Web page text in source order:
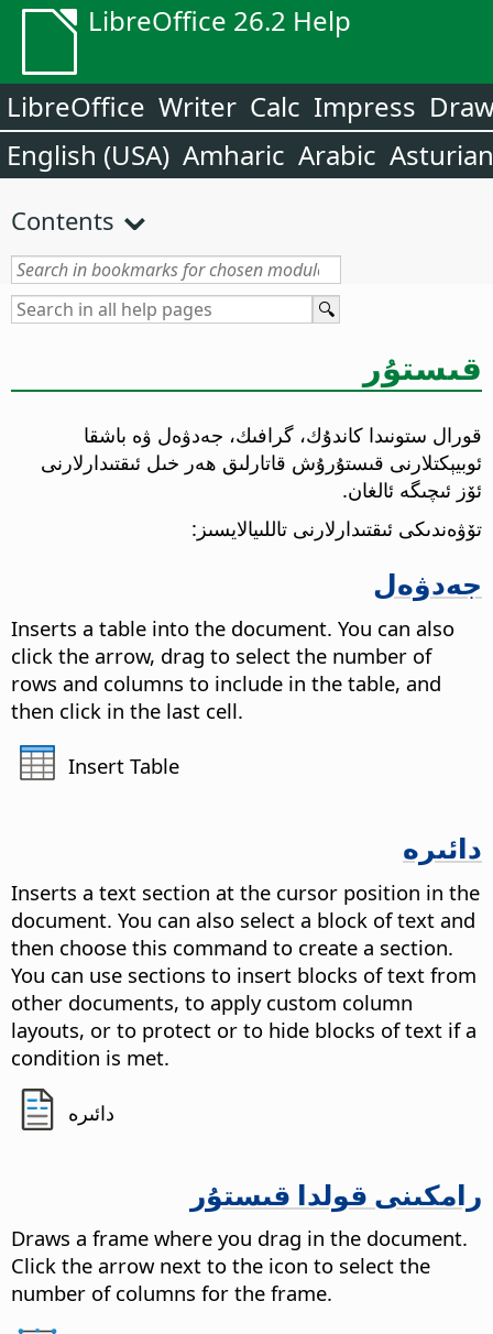
LibreOffice 26.2 Help
LibreOffice Writer Calc Impress
English (USA) Amharic Arabic Asturian
Contents
قىستۇر
قورال ستونىدا كاندۇك، گرافىك، جەدۋەل ۋە باشقا
ئوبيېكتلارنى قىستۇرۇش قاتارلىق ھەر خىل ئىقتىدارلارنى
ئۆز ئىچىگە ئالغان.
تۆۋەندىكى ئىقتىدارلارنى تاللىيالايسىز:
جەدۋەل
Inserts a table into the document. You can also
click the arrow, drag to select the number of
rows and columns to include in the table, and
then click in the last cell.
Insert Table
دائىرە
Inserts a text section at the cursor position in the
document. You can also select a block of text and
then choose this command to create a section.
You can use sections to insert blocks of text from
other documents, to apply custom column
layouts, or to protect or to hide blocks of text if a
condition is met.
دائىرە
رامكىنى قولدا قىستۇر
Draws a frame where you drag in the document.
Click the arrow next to the icon to select the
number of columns for the frame.